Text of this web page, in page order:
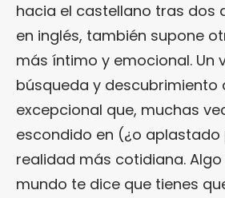
hacia el castellano tras dos
en inglés, también supone
más íntimo y emocional. Un
búsqueda y descubrimiento
excepcional que, muchas
escondido en (¿o aplastado
realidad más cotidiana.
mundo te dice que tienes